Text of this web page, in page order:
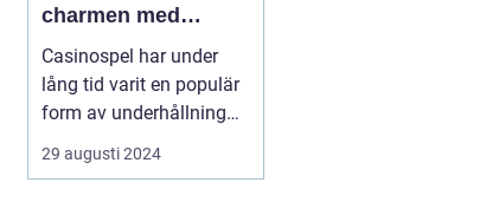
charmen med
casino
Casinospel har under
lång tid varit en populär
form av underhållning
världen över. Från de
glittrande casinogolven i
29 augusti 2024